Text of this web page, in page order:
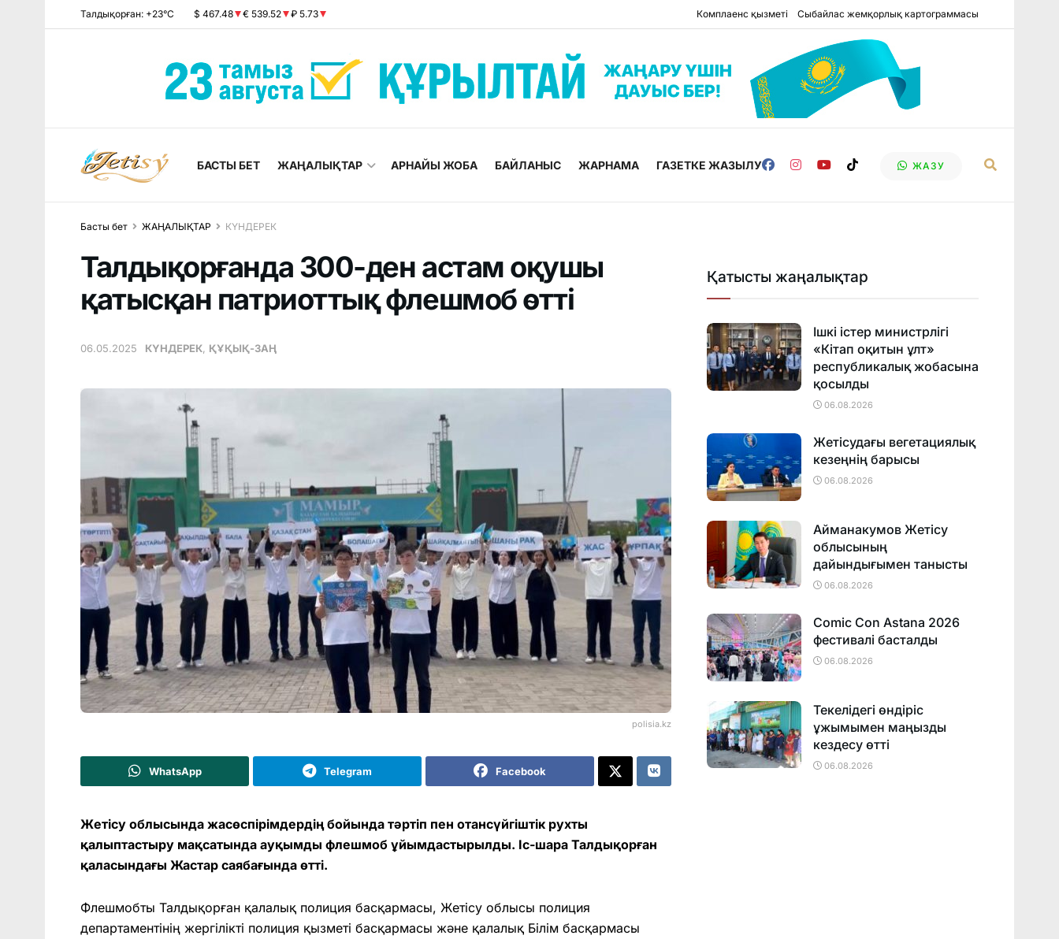
Талдықорған: +23°C $ 467.48 € 539.52 ₽ 5.73 Комплаенс қызметі Сыбайлас жемқорлық картограммасы
БАСТЫ БЕТ ЖАҢАЛЫҚТАР АРНАЙЫ ЖОБА БАЙЛАНЫС ЖАРНАМА ГАЗЕТКЕ ЖАЗЫЛУ ЖАЗУ
Басты бет ЖАҢАЛЫҚТАР КҮНДЕРЕК
Талдықорғанда 300-ден астам оқушы
қатысқан патриоттық флешмоб өтті
06.05.2025 КҮНДЕРЕК, ҚҰҚЫҚ-ЗАҢ
polisia.kz
WhatsApp Telegram Facebook
Жетісу облысында жасөспірімдердің бойында тәртіп пен отансүйгіштік рухты
қалыптастыру мақсатында ауқымды флешмоб ұйымдастырылды. Іс-шара Талдықорған
қаласындағы Жастар саябағында өтті.
Флешмобты Талдықорған қалалық полиция басқармасы, Жетісу облысы полиция
департаментінің жергілікті полиция қызметі басқармасы және қалалық Білім басқармасы
Қатысты жаңалықтар
Ішкі істер министрлігі
«Кітап оқитын ұлт»
республикалық жобасына
қосылды
06.08.2026
Жетісудағы вегетациялық
кезеңнің барысы
06.08.2026
Айманакумов Жетісу
облысының
дайындығымен танысты
06.08.2026
Comic Con Astana 2026
фестивалi басталды
06.08.2026
Текелідегі өндіріс
ұжымымен маңызды
кездесу өтті
06.08.2026